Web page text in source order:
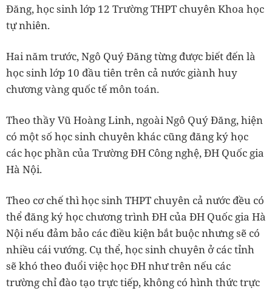
Đăng, học sinh lớp 12 Trường THPT chuyên Khoa học
tự nhiên.
Hai năm trước, Ngô Quý Đăng từng được biết đến là
học sinh lớp 10 đầu tiên trên cả nước giành huy
chương vàng quốc tế môn toán.
Theo thầy Vũ Hoàng Linh, ngoài Ngô Quý Đăng, hiện
có một số học sinh chuyên khác cũng đăng ký học
các học phần của Trường ĐH Công nghệ, ĐH Quốc gia
Hà Nội.
Theo cơ chế thì học sinh THPT chuyên cả nước đều có
thể đăng ký học chương trình ĐH của ĐH Quốc gia Hà
Nội nếu đảm bảo các điều kiện bắt buộc nhưng sẽ có
nhiều cái vướng. Cụ thể, học sinh chuyên ở các tỉnh
sẽ khó theo đuổi việc học ĐH như trên nếu các
trường chỉ đào tạo trực tiếp, không có hình thức trực